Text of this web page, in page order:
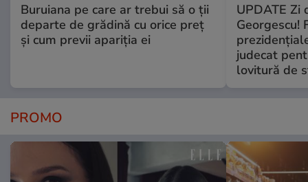
Buruiana pe care ar trebui să o ții
departe de grădină cu orice preț
și cum previi apariția ei
UPDATE Zi
Georgescu!
judecat
lovitură de
PROMO